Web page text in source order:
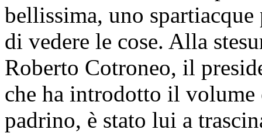
bellissima, uno
di vedere le cose. Alla
Roberto Cotroneo, il
che ha introdotto il volume
padrino, è stato lui a